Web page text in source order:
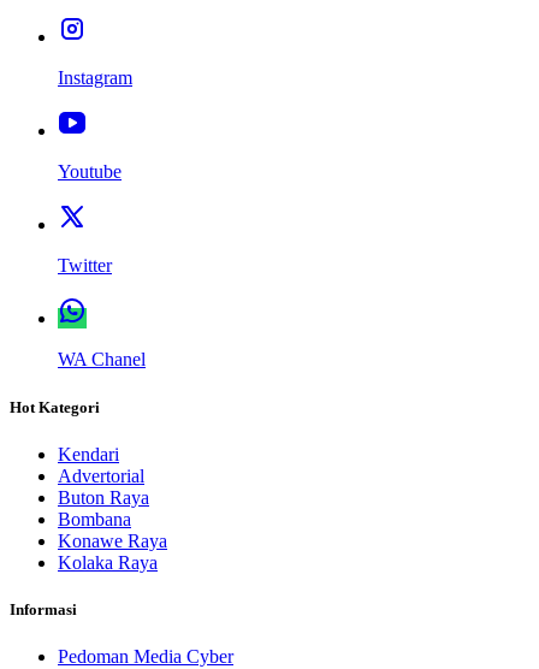
Instagram
Youtube
Twitter
WA Chanel
Hot Kategori
Kendari
Advertorial
Buton Raya
Bombana
Konawe Raya
Kolaka Raya
Informasi
Pedoman Media Cyber